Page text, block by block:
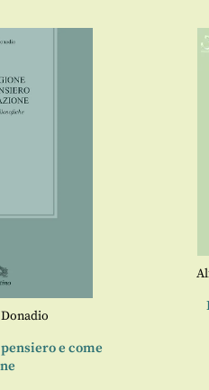
e come